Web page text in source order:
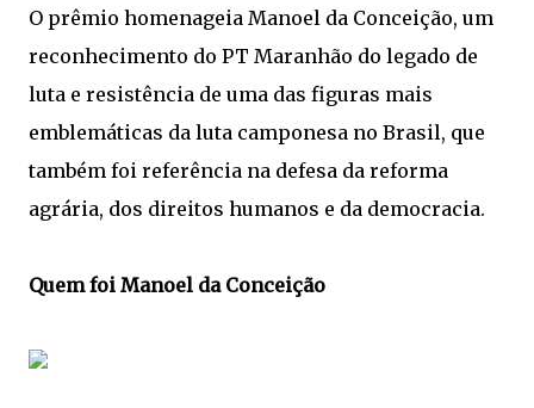
O prêmio homenageia Manoel da Conceição, um
reconhecimento do PT Maranhão do legado de
luta e resistência de uma das figuras mais
emblemáticas da luta camponesa no Brasil, que
também foi referência na defesa da reforma
agrária, dos direitos humanos e da democracia.
Quem foi Manoel da Conceição